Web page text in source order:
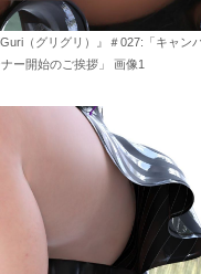
（グリグリ）』＃027:「キャン
ー開始のご挨拶」 画像1